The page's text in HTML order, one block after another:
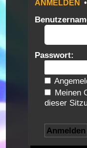
ANMELDEN •
Passwort:
Meinen
dieser